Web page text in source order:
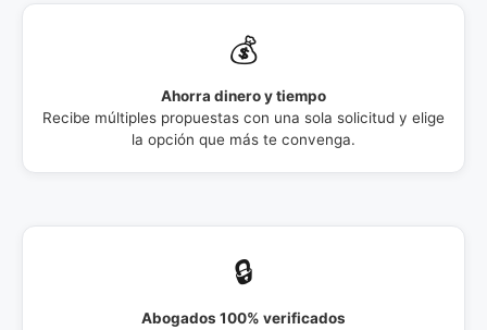
💰
Ahorra dinero y tiempo
Recibe múltiples propuestas con una sola solicitud y elige
la opción que más te convenga.
🔒
Abogados 100% verificados